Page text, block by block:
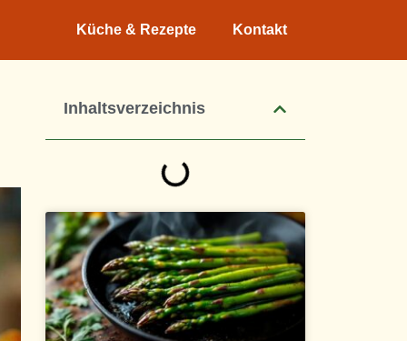
Küche & Rezepte Kontakt
Inhaltsverzeichnis